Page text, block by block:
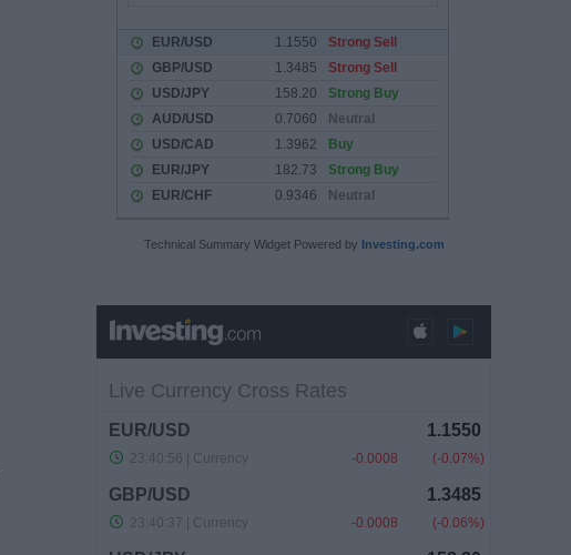
Technical Summary Widget Powered by Investing.com